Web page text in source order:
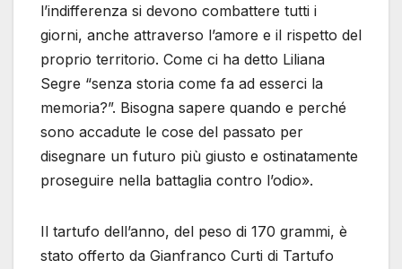
l’indifferenza si devono combattere tutti i
giorni, anche attraverso l’amore e il rispetto del
proprio territorio. Come ci ha detto Liliana
Segre “senza storia come fa ad esserci la
memoria?”. Bisogna sapere quando e perché
sono accadute le cose del passato per
disegnare un futuro più giusto e ostinatamente
proseguire nella battaglia contro l’odio».
Il tartufo dell’anno, del peso di 170 grammi, è
stato offerto da Gianfranco Curti di Tartufo